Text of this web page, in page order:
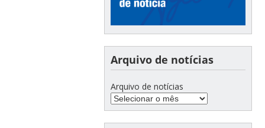
Arquivo de notícias
Arquivo de notícias